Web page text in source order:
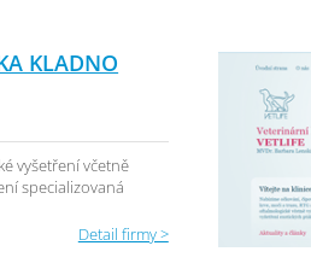
KLADNO
vyšetření včetně
specializovaná
Detail firmy >